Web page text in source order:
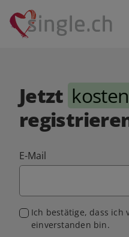
Jetzt
E-Mail
Ich bestätige, dass
einverstanden bin.